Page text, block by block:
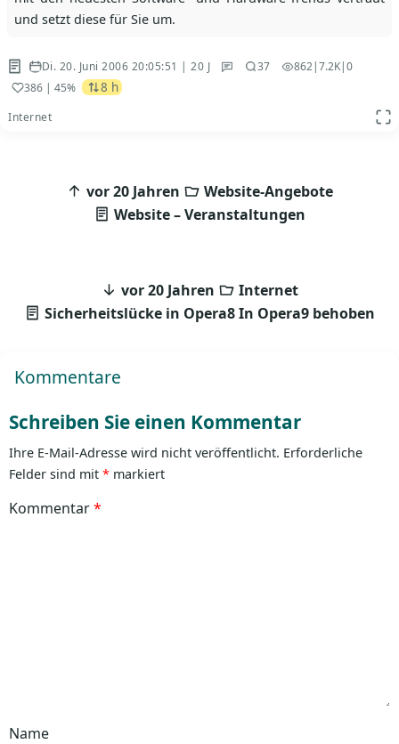
und setzt diese für Sie um.
Di. 20. Juni 2006 20:05:51 | 20 J 37 862|7.2K|0
386 | 45% 8 h
Internet
vor 20 Jahren
Website-Angebote
Website – Veranstaltungen
vor 20 Jahren
Internet
Sicherheitslücke in Opera8 In Opera9 behoben
Kommentare
Schreiben Sie einen Kommentar
Ihre E-Mail-Adresse wird nicht veröffentlicht. Erforderliche
Felder sind mit * markiert
Kommentar*
Name